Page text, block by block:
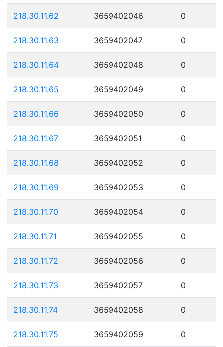
218.30.11.62 3659402046 0
218.30.11.63 3659402047 0
218.30.11.64 3659402048 0
218.30.11.65 3659402049 0
218.30.11.66 3659402050 0
218.30.11.67 3659402051 0
218.30.11.68 3659402052 0
218.30.11.69 3659402053 0
218.30.11.70 3659402054 0
218.30.11.71 3659402055 0
218.30.11.72 3659402056 0
218.30.11.73 3659402057 0
218.30.11.74 3659402058 0
218.30.11.75 3659402059 0